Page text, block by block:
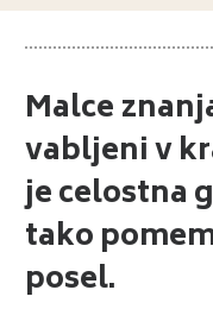
Malce
vabljeni v
je celostna
tako
posel.